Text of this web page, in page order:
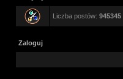
Liczba postów: 945345
Zaloguj